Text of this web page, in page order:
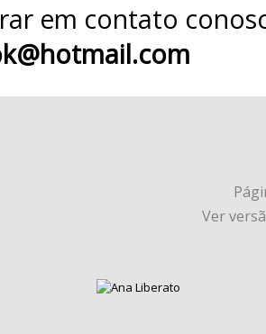
em contato
Ver